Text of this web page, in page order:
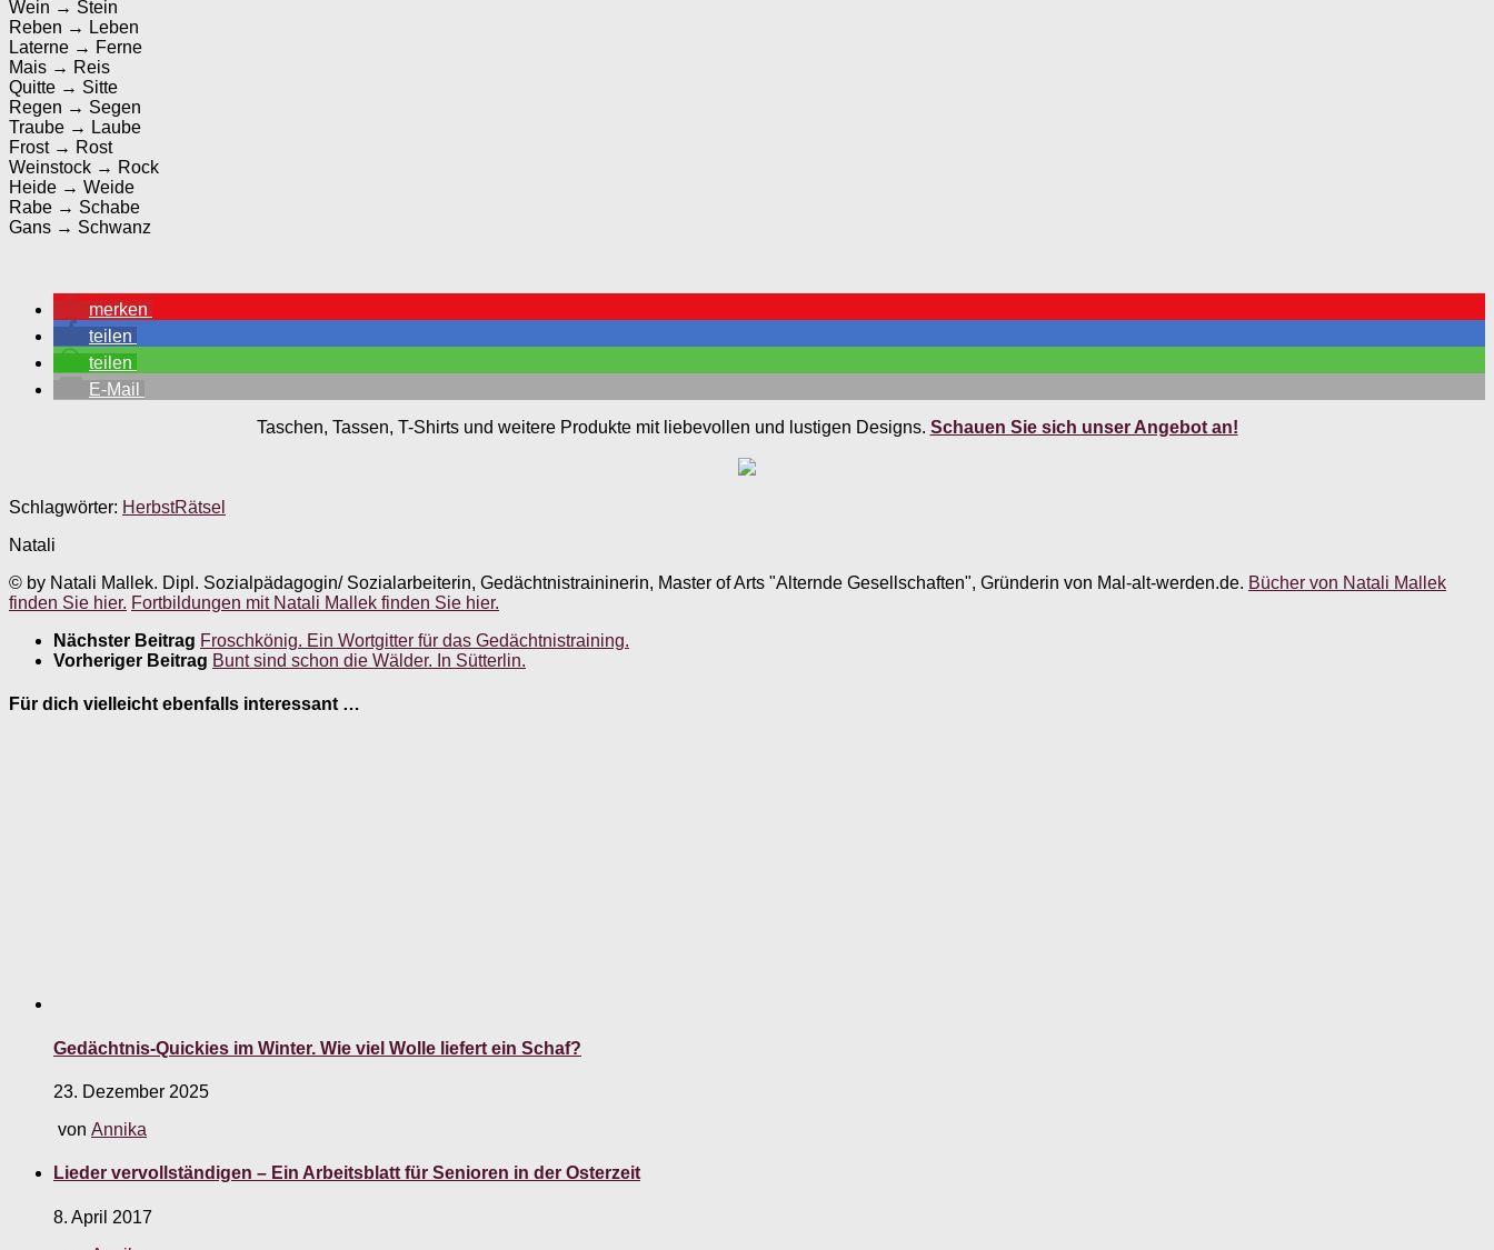
Wein → Stein
Reben → Leben
Laterne → Ferne
Mais → Reis
Quitte → Sitte
Regen → Segen
Traube → Laube
Frost → Rost
Weinstock → Rock
Heide → Weide
Rabe → Schabe
Gans → Schwanz
merken
teilen
teilen
E-Mail
Taschen, Tassen, T-Shirts und weitere Produkte mit liebevollen und lustigen Designs. Schauen Sie sich unser Angebot an!
Schlagwörter: HerbstRätsel
Natali
© by Natali Mallek. Dipl. Sozialpädagogin/ Sozialarbeiterin, Gedächtnistraininerin, Master of Arts "Alternde Gesellschaften", Gründerin von Mal-alt-werden.de. Bücher von Natali Mallek
finden Sie hier. Fortbildungen mit Natali Mallek finden Sie hier.
Nächster Beitrag Froschkönig. Ein Wortgitter für das Gedächtnistraining.
Vorheriger Beitrag Bunt sind schon die Wälder. In Sütterlin.
Für dich vielleicht ebenfalls interessant …
Gedächtnis-Quickies im Winter. Wie viel Wolle liefert ein Schaf?
23. Dezember 2025
von Annika
Lieder vervollständigen – Ein Arbeitsblatt für Senioren in der Osterzeit
8. April 2017